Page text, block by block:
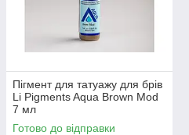
Пігмент для татуажу для брів
Li Pigments Aqua Brown Mod
7 мл
Готово до відправки